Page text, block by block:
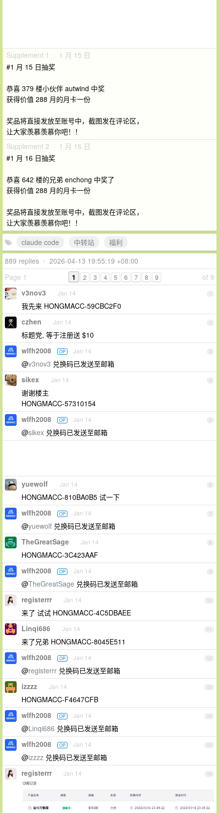
Supplement 1 · 1 月 15 日
#1 月 15 日抽奖
恭喜 379 楼小伙伴 autwind 中奖
获得价值 288 月的月卡一份
奖品将直接发放至账号中，截图发在评论区，
让大家羡慕羡慕你吧！！
Supplement 2 · 1 月 16 日
#1 月 16 日抽奖
恭喜 642 楼的兄弟 enchong 中奖了
获得价值 288 月的月卡一份
奖品将直接发放至账号中，截图发在评论区，
让大家羡慕羡慕你吧！！
claude code
中转站
福利
889 replies • 2026-04-13 19:55:19 +08:00
Page 1
of 9
1 2 3 4 5 6 7 8 9
1
v3nov3 Jan 14
我先来 HONGMACC-59CBC2F0
2
czhen Jan 14
标题党, 等于注册送 $10
3
wlfh2008 OP Jan 14
@v3nov3 兑换码已发送至邮箱
4
sikex Jan 14
谢谢楼主
HONGMACC-57310154
5
wlfh2008 OP Jan 14
@sikex 兑换码已发送至邮箱
6
yuewolf Jan 14
HONGMACC-810BA0B5 试一下
7
wlfh2008 OP Jan 14
@yuewolf 兑换码已发送至邮箱
8
TheGreatSage Jan 14
HONGMACC-3C423AAF
9
wlfh2008 OP Jan 14
@TheGreatSage 兑换码已发送至邮箱
10
registerrr Jan 14
来了 试试 HONGMACC-4C5DBAEE
11
Linqi686 Jan 14
来了兄弟 HONGMACC-8045E511
12
wlfh2008 OP Jan 14
@registerrr 兑换码已发送至邮箱
13
izzzz Jan 14
HONGMACC-F4647CFB
14
wlfh2008 OP Jan 14
@Linqi686 兑换码已发送至邮箱
15
wlfh2008 OP Jan 14
@izzzz 兑换码已发送至邮箱
16
registerrr Jan 14